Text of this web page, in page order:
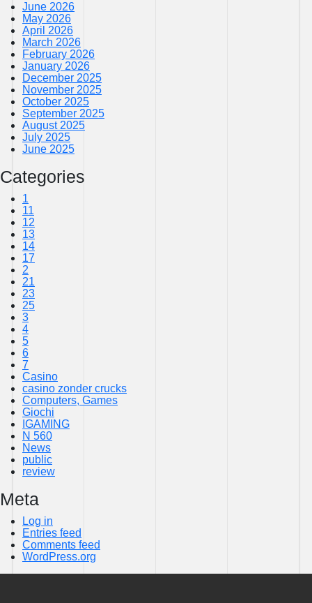
June 2026
May 2026
April 2026
March 2026
February 2026
January 2026
December 2025
November 2025
October 2025
September 2025
August 2025
July 2025
June 2025
Categories
1
11
12
13
14
17
2
21
23
25
3
4
5
6
7
Casino
casino zonder crucks
Computers, Games
Giochi
IGAMING
N 560
News
public
review
Meta
Log in
Entries feed
Comments feed
WordPress.org